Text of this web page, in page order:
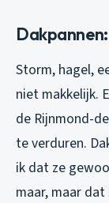
Storm, hagel,
niet makkelijk.
de Rijnmond-
te verduren.
ik dat ze
maar, maar